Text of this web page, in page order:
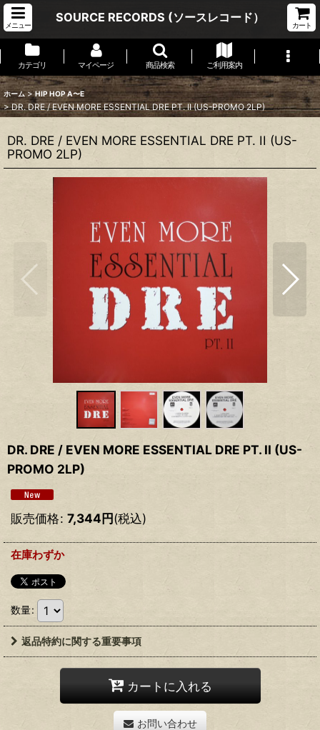
メニュー
SOURCE RECORDS (ソースレコード）
カート
カテゴリ マイページ 商品検索 ご利用案内
ホーム > HIP HOP A〜E
> DR. DRE / EVEN MORE ESSENTIAL DRE PT. II (US-PROMO 2LP)
DR. DRE / EVEN MORE ESSENTIAL DRE PT. II (US-
PROMO 2LP)
DR. DRE / EVEN MORE ESSENTIAL DRE PT. II (US-
PROMO 2LP)
販売価格: 7,344円(税込)
在庫わずか
数量:
返品特約に関する重要事項
カートに入れる
お問い合わせ